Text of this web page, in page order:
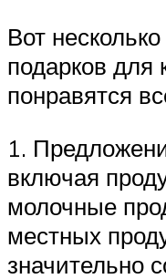
Вот
подарков для
понравятся
1.
включая
молочные
местных
значительно